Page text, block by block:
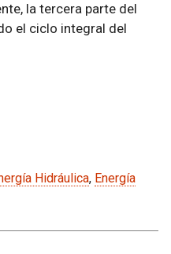
la tercera parte del
el ciclo integral del
Hidráulica, Energía